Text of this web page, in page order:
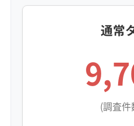
通常
(調査件